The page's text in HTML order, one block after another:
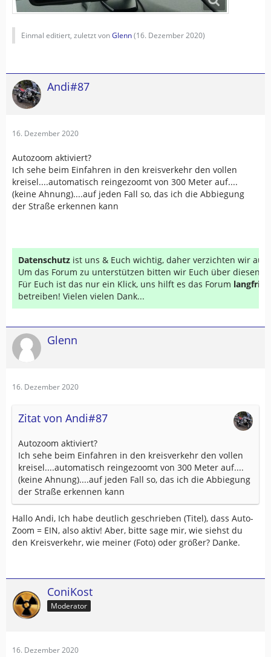
Einmal editiert, zuletzt vonGlenn(16. Dezember 2020)
Andi#87
16. Dezember 2020
Autozoom aktiviert?
Ich sehe beim Einfahren in den kreisverkehr den vollen
kreisel....automatisch reingezoomt von 300 Meter auf....
(keine Ahnung)....auf jeden Fall so, das ich die Abbiegung
der Straße erkennen kann
Datenschutz ist uns & Euch wichtig, daher verzichten wir auf
Um das Forum zu unterstützen bitten wir Euch über diesen
Für Euch ist das nur ein Klick, uns hilft es das Forum
betreiben! Vielen vielen Dank...
Glenn
16. Dezember 2020
Zitat von Andi#87
Autozoom aktiviert?
Ich sehe beim Einfahren in den kreisverkehr den vollen
kreisel....automatisch reingezoomt von 300 Meter auf....
(keine Ahnung)....auf jeden Fall so, das ich die Abbiegung
der Straße erkennen kann
Hallo Andi, Ich habe deutlich geschrieben (Titel), dass Auto-
Zoom = EIN, also aktiv! Aber, bitte sage mir, wie siehst du
den Kreisverkehr, wie meiner (Foto) oder größer? Danke.
ConiKost
Moderator
16. Dezember 2020